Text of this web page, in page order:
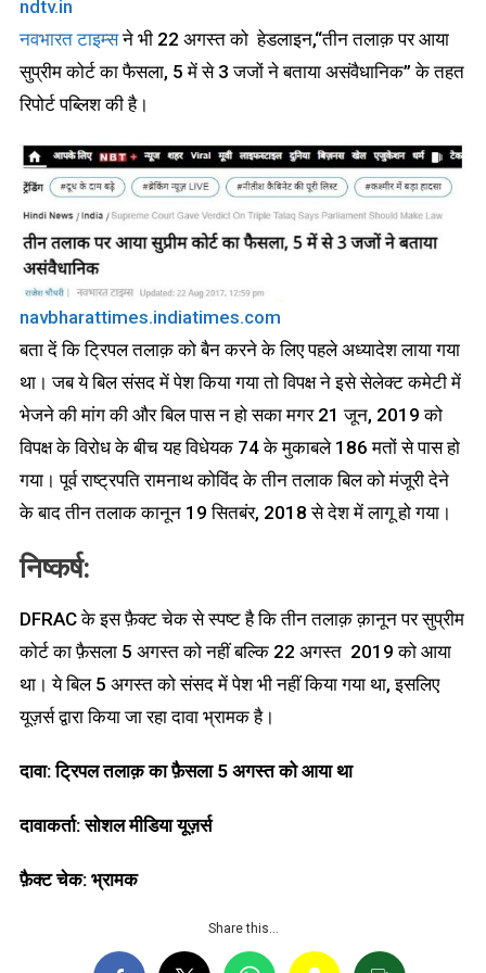
ndtv.in
नवभारत टाइम्सने भी 22 अगस्त को हेडलाइन,“तीन तलाक़ पर आया
सुप्रीम कोर्ट का फैसला, 5 में से 3 जजों ने बताया असंवैधानिक” के तहत
रिपोर्ट पब्लिश की है।
navbharattimes.indiatimes.com
बता दें कि ट्रिपल तलाक़ को बैन करने के लिए पहले अध्यादेश लाया गया
था। जब ये बिल संसद में पेश किया गया तो विपक्ष ने इसे सेलेक्ट कमेटी में
भेजने की मांग की और बिल पास न हो सका मगर 21 जून, 2019 को
विपक्ष के विरोध के बीच यह विधेयक 74 के मुकाबले 186 मतों से पास हो
गया। पूर्व राष्ट्रपति रामनाथ कोविंद के तीन तलाक बिल को मंजूरी देने
के बाद तीन तलाक कानून 19 सितबंर, 2018 से देश में लागू हो गया।
निष्कर्ष:
DFRAC के इस फ़ैक्ट चेक से स्पष्ट है कि तीन तलाक़ क़ानून पर सुप्रीम
कोर्ट का फ़ैसला 5 अगस्त को नहीं बल्कि 22 अगस्त 2019 को आया
था। ये बिल 5 अगस्त को संसद में पेश भी नहीं किया गया था, इसलिए
यूज़र्स द्वारा किया जा रहा दावा भ्रामक है।
दावा: ट्रिपल तलाक़ का फ़ैसला 5 अगस्त को आया था
दावाकर्ता: सोशल मीडिया यूज़र्स
फ़ैक्ट चेक: भ्रामक
Share this…